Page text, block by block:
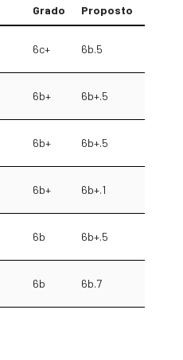
Grado Proposto
6c+ 6b.5
6b+ 6b+.5
6b+ 6b+.5
6b+ 6b+.1
6b 6b+.5
6b 6b.7